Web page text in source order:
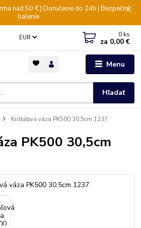
nad 50 € | Doručenie do 24h | Bezpečné
balenie
Menu
EUR
Hľadať
0 ks
za 0,00 €
Krištáľová váza PK500 30,5cm 1237
PK500 30,5cm